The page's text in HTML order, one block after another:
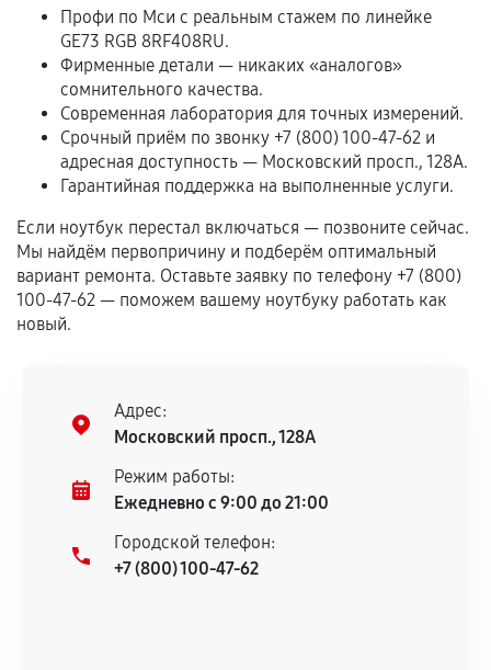
Обращение после окончания гарантийного
срока.
Программные сбои, если это не указано в
отдельных условиях.
Если комплектующие куплены
самостоятельно
Гарантия на выполненные работы может
сохраняться полностью или частично, если
техническим параметрам и не имеют внешних
дефектов.
Установка была выполнена нашим сервисным
центром.
При этом гарантия на сами комплектующие
остается на стороне производителя или
продавца. За качество сторонних деталей
Профи по Мси с реальным стажем по линейке
GE73 RGB 8RF408RU.
Фирменные детали — никаких «аналогов»
сомнительного качества.
Современная лаборатория для точных измерений.
Срочный приём по звонку +7 (800) 100-47-62 и
адресная доступность — Московский просп., 128А.
Гарантийная поддержка на выполненные услуги.
Если ноутбук перестал включаться — позвоните сейчас.
Мы найдём первопричину и подберём оптимальный
вариант ремонта. Оставьте заявку по телефону +7 (800)
100-47-62 — поможем вашему ноутбуку работать как
новый.
Адрес:
Московский просп., 128А
Режим работы:
Ежедневно с 9:00 до 21:00
Городской телефон:
+7 (800) 100-47-62